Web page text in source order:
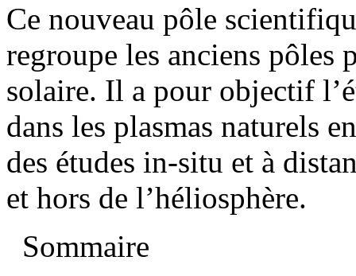
Ce nouveau pôle
regroupe les anciens pôles
solaire. Il a pour objectif
dans les plasmas naturels
des études in-situ et à
et hors de l’héliosphère.
Sommaire